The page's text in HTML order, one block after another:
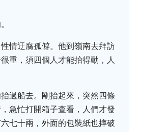
情迂腐孤僻。他到嶺南去拜訪
重，須四個人才能抬得動，人
過船去。剛抬起來，突然四條
急忙打開箱子查看，人們才發
七十兩，外面的包裝紙也摔破